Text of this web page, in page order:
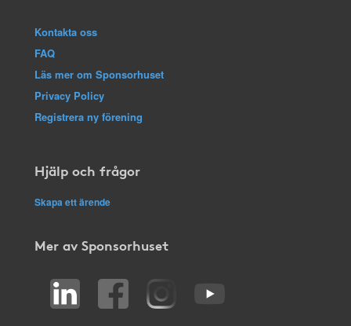
Kontakta oss
FAQ
Läs mer om Sponsorhuset
Privacy Policy
Registrera ny förening
Hjälp och frågor
Skapa ett ärende
Mer av Sponsorhuset